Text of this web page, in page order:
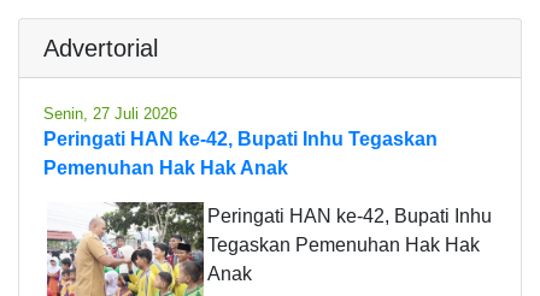
Advertorial
Senin, 27 Juli 2026
Peringati HAN ke-42, Bupati Inhu Tegaskan
Pemenuhan Hak Hak Anak
Peringati HAN ke-42, Bupati Inhu
Tegaskan Pemenuhan Hak Hak
Anak